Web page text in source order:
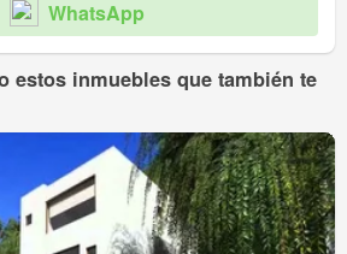
WhatsApp
estos inmuebles que también te